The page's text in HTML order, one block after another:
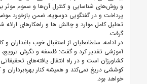
و روش‌های شناسایی و کنترل آن‌ها و سموم موثر
پرداخت و در گفتگویی دوسویه، ضمن بازخورد
تحلیل کامل موارد و چالش ها و راهکارهای ارائه
گرفت.
در ادامه، سلطانعلیان از استقبال خوب باغداران و
آموزشی تقدیر کرد و گفت: فلسفه و نگرش ترویج،
کشاورزان است و در راه انتقال یافته‌های
کوششی دریغ نمی‌کند و همیشه کنار بهره‌برداران
خواهد بود.